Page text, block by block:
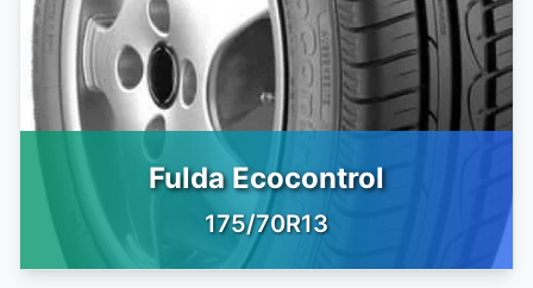
Fulda Ecocontrol
175/70R13